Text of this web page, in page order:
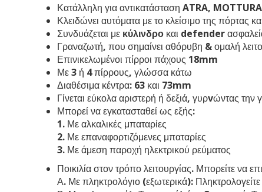
Κατάλληλη για αντικατάσταση ATRA, MOTTURA
Κλειδώνει αυτόματα με το κλείσιμο της πόρτας
Συνδυάζεται με κύλινδρο και defender
Γραναζωτή, που σημαίνει αθόρυβη & ομαλή
Επινικελωμένοι πίρροι πάχους 18mm
Με 3 ή 4 πίρρους, γλώσσα κάτω
Διαθέσιμα κέντρα: 63 και 73mm
Γίνεται εύκολα αριστερή ή δεξιά, γυρvώντας την
Μπορεί να εγκατασταθεί ως εξής:
1. Με αλκαλικές μπαταρίες
2. Με επαναφορτιζόμενες μπαταρίες
3. Με άμεση παροχή ηλεκτρικού ρεύματος
Ποικιλία στον τρόπο λειτουργίας. Μπορείτε να
Α. Με πληκτρολόγιο (εξωτερικά):